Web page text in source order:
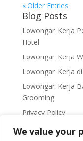
We value your
« Older Entries
Blog Posts
Lowongan Kerja
Hotel
Lowongan Kerja
Lowongan Kerja
Lowongan Kerja
Grooming
Privacy Policy